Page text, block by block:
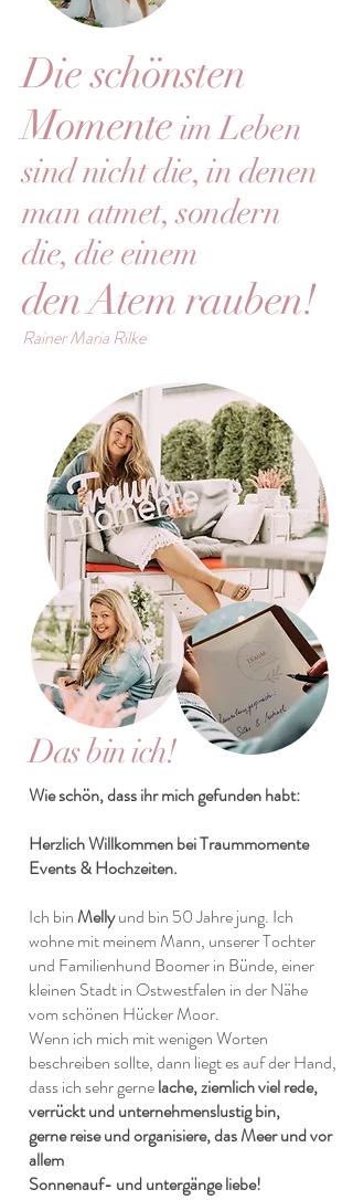
Die schönsten
Momenteim Leben
sind nicht die, in denen
man atmet, sondern
die, die einem
den Atem rauben!
Rainer Maria Rilke
Das bin ich!
Wie schön, dass ihr mich gefunden habt:
Herzlich Willkommen bei Traummomente
Events & Hochzeiten.
Ich binMellyund bin 50 Jahre jung. Ich
wohne mit meinem Mann, unserer Tochter
und Familienhund Boomer in Bünde, einer
kleinen Stadt in Ostwestfalen in der Nähe
vom schönen Hücker Moor.
Wenn ich mich mit wenigen Worten
beschreiben sollte, dann liegt es auf der Hand,
dass ich sehr gernelache, ziemlich viel rede,
verrückt und unternehmenslustig bin,
gerne reise und organisiere, das Meer und vor
allem
Sonnenauf- und untergänge liebe!